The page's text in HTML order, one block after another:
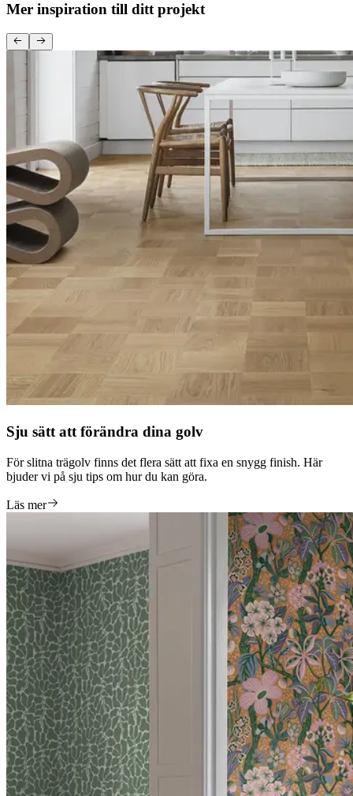
Mer inspiration till ditt projekt
Sju sätt att förändra dina golv
För slitna trägolv finns det flera sätt att fixa en snygg finish. Här
bjuder vi på sju tips om hur du kan göra.
Läs mer